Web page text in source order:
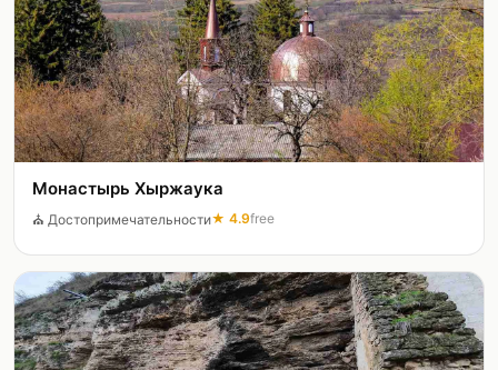
Монастырь Хыржаука
⛪ Достопримечательности★ 4.9free